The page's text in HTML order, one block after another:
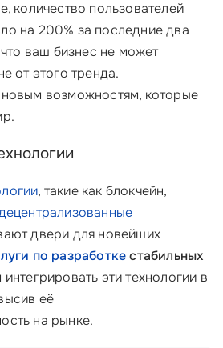
количество пользователей
на 200% за последние два
ваш бизнес не может
от этого тренда.
возможностям, которые
, такие как блокчейн,
двери для новейших
по разработкестабильных
эти технологии в
её
на рынке.